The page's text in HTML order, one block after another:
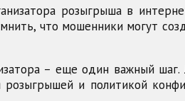
розыгрыша в
что мошенники могут
– еще один важный
и политикой